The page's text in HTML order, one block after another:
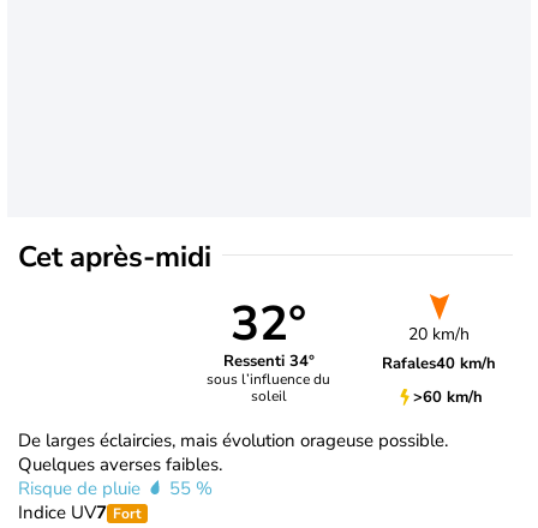
Cet après-midi
32°
Ressenti 34°
sous l’influence du
soleil
20 km/h
Rafales40 km/h
>60 km/h
De larges éclaircies, mais évolution orageuse possible.
Quelques averses faibles.
Risque de pluie
55 %
Indice UV7 Fort